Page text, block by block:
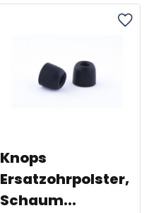
Knops
Ersatzohrpolster,
Schaum...